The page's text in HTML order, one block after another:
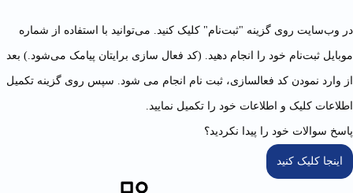
در وب‌سایت روی گزینه "ثبت‌نام" کلیک کنید. می‌توانید با استفاده از شماره
موبایل ثبت‌نام خود را انجام دهید. (کد فعال سازی برایتان پیامک می‌شود.) بعد
از وارد نمودن کد فعالسازی، ثبت نام انجام می شود. سپس روی گزینه تکمیل
اطلاعات کلیک و اطلاعات خود را تکمیل نمایید.
پاسخ سوالات خود را پیدا نکردید؟
اینجا کلیک کنید